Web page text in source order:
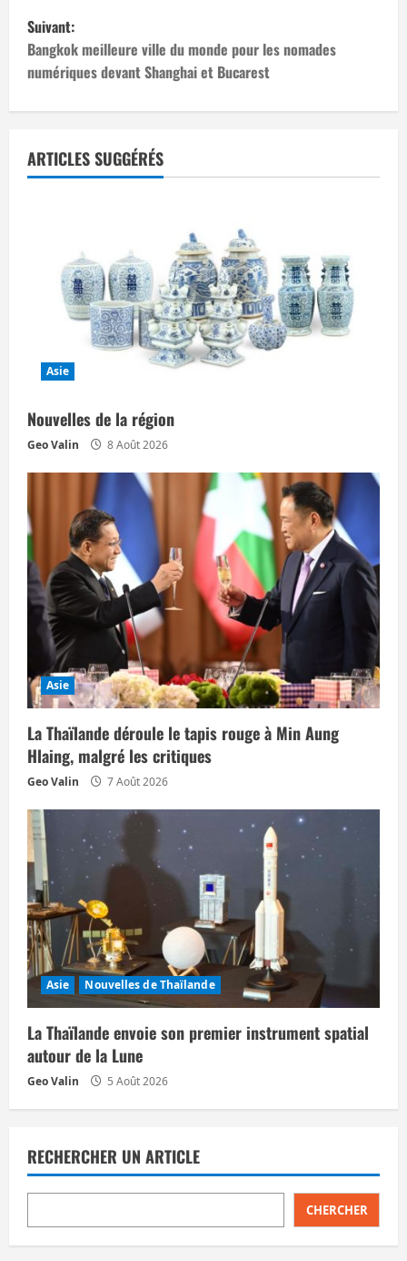
v
i
g
t
r
t
i
c
l
e
Suivant:
Bangkok meilleure ville du monde pour les nomades
numériques devant Shanghai et Bucarest
ARTICLES SUGGÉRÉS
Asie
Nouvelles de la région
Geo Valin 8 Août 2026
Asie
La Thaïlande déroule le tapis rouge à Min Aung
Hlaing, malgré les critiques
Geo Valin 7 Août 2026
Asie Nouvelles de Thaïlande
La Thaïlande envoie son premier instrument spatial
autour de la Lune
Geo Valin 5 Août 2026
RECHERCHER UN ARTICLE
CHERCHER